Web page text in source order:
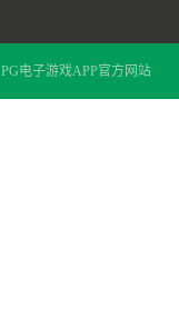
PG电子游戏APP官方网站